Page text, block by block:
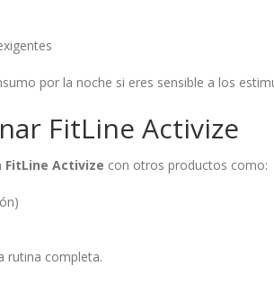
por la noche si eres sensible a los
FitLine Activize
FitLine Activize con otros productos como:
rutina completa.